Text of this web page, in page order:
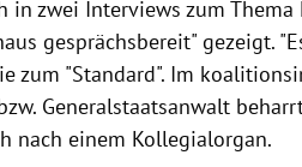
in zwei Interviews zum Thema
gesprächsbereit" gezeigt.
zum "Standard". Im
Generalstaatsanwalt
nach einem Kollegialorgan.